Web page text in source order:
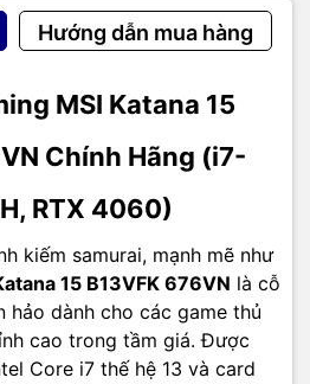
Hướng dẫn mua hàng
MSI Katana 15
Chính Hãng (i7-
RTX 4060)
kiếm samurai, mạnh mẽ như
15 B13VFK 676VN là cỗ
hảo dành cho các game thủ
cao trong tầm giá. Được
Core i7 thế hệ 13 và card
3.5mm
676VNlà sự lựa chọn hoàn hảo
một cỗ máy mạnh mẽ, công
bỉ cao. Để sở hữu sản phẩm
nhất cùng chính sách bảo
đặt hàng ngay tại!
và cung cấp giải pháp công nghệ
chuyên cung cấp đa dạng sản
Máy chủ - Server, Thiết bị